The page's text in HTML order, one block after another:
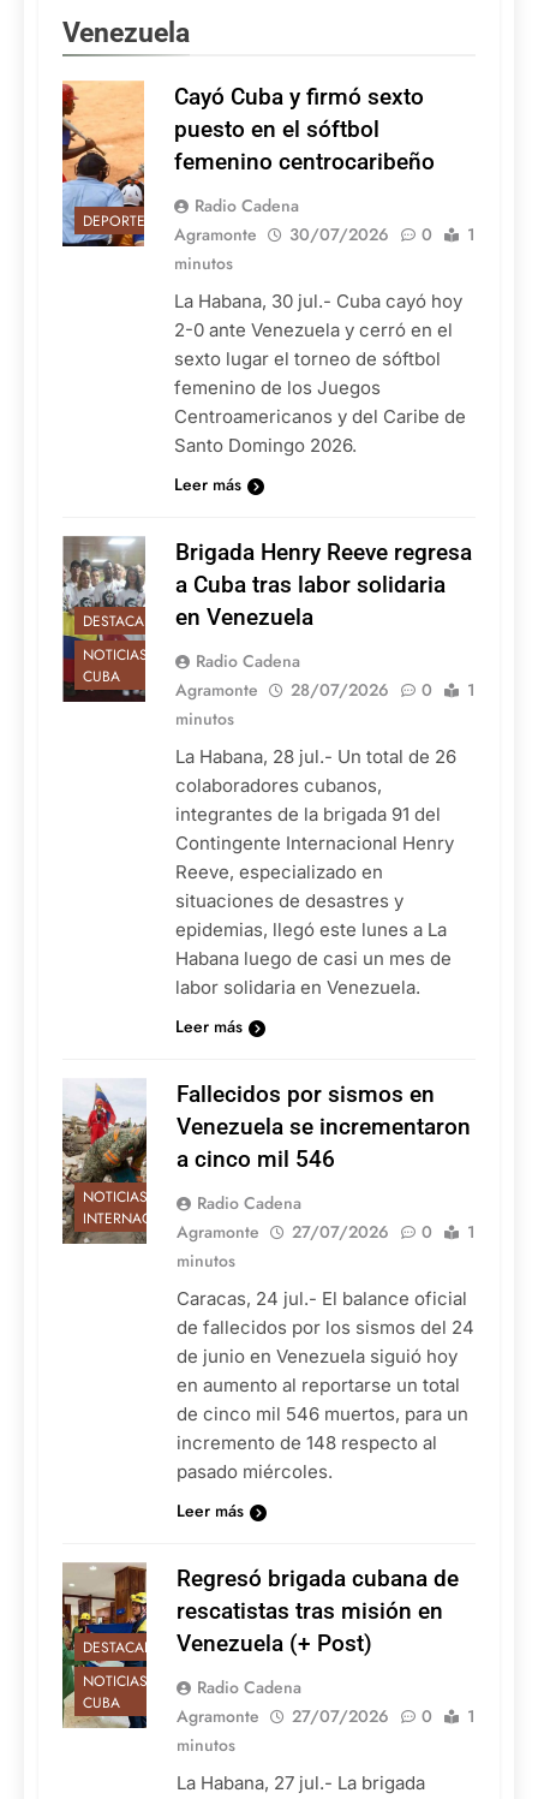
Venezuela
DEPORTES
Cayó Cuba y firmó sexto
puesto en el sóftbol
femenino centrocaribeño
Radio Cadena
Agramonte
30/07/2026 0
1
minutos
La Habana, 30 jul.- Cuba cayó hoy
2-0 ante Venezuela y cerró en el
sexto lugar el torneo de sóftbol
femenino de los Juegos
Centroamericanos y del Caribe de
Santo Domingo 2026.
Leer más
DESTACADAS
NOTICIAS DE
CUBA
Brigada Henry Reeve regresa
a Cuba tras labor solidaria
en Venezuela
Radio Cadena
Agramonte
28/07/2026 0
1
minutos
La Habana, 28 jul.- Un total de 26
colaboradores cubanos,
integrantes de la brigada 91 del
Contingente Internacional Henry
Reeve, especializado en
situaciones de desastres y
epidemias, llegó este lunes a La
Habana luego de casi un mes de
labor solidaria en Venezuela.
Leer más
NOTICIAS
INTERNACIONALES
Fallecidos por sismos en
Venezuela se incrementaron
a cinco mil 546
Radio Cadena
Agramonte
27/07/2026 0
1
minutos
Caracas, 24 jul.- El balance oficial
de fallecidos por los sismos del 24
de junio en Venezuela siguió hoy
en aumento al reportarse un total
de cinco mil 546 muertos, para un
incremento de 148 respecto al
pasado miércoles.
Leer más
DESTACADAS
NOTICIAS DE
CUBA
Regresó brigada cubana de
rescatistas tras misión en
Venezuela (+ Post)
Radio Cadena
Agramonte
27/07/2026 0
1
minutos
La Habana, 27 jul.- La brigada